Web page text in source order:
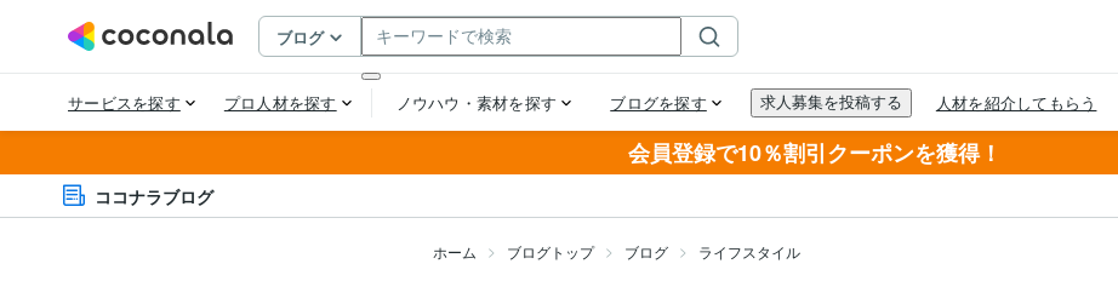
会員登録で10％割引クーポンを獲得！
ココナラブログ
ホーム ブログトップ ブログ ライフスタイル